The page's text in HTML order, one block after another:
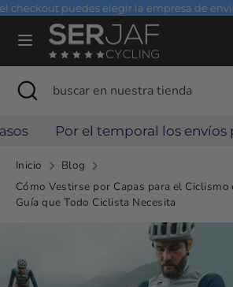
Ir
directamente
puedes elegir la empresa de envíos
Buscarbuscar
en
tienda
Buscarbuscar
nuestra
Cerrar
búsqueda
Por el temporal los envíos
Inicio
Blog
Cómo Vestirse por Capas para el Ciclismo
Guía que Todo Ciclista Necesita